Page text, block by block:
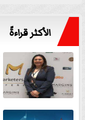
الأكثر قراءةً